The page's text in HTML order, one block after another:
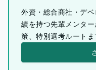
外資・総合商社・デ
績を持つ先輩メンタ
策、特別選考ルートま